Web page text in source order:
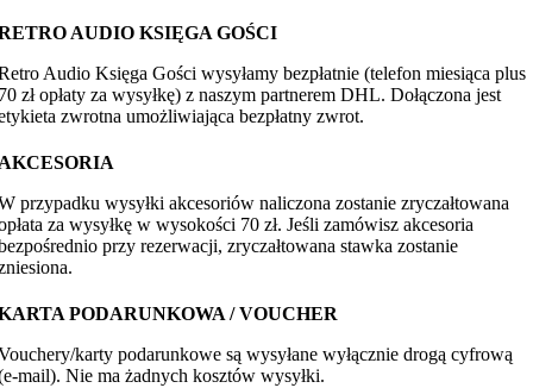
AUDIO KSIĘGA GOŚCI
Audio Księga Gości wysyłamy bezpłatnie (telefon miesiąca plus
zł opłaty za wysyłkę) z naszym partnerem DHL. Dołączona jest
zwrotna umożliwiająca bezpłatny zwrot.
przypadku wysyłki akcesoriów naliczona zostanie zryczałtowana
za wysyłkę w wysokości 70 zł. Jeśli zamówisz akcesoria
przy rezerwacji, zryczałtowana stawka zostanie
PODARUNKOWA / VOUCHER
karty podarunkowe są wysyłane wyłącznie drogą cyfrową
mail). Nie ma żadnych kosztów wysyłki.